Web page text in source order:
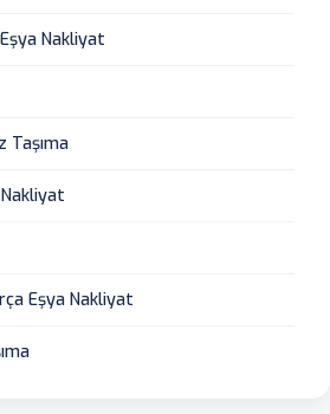
Nakliyat
Taşıma
Eşya Nakliyat